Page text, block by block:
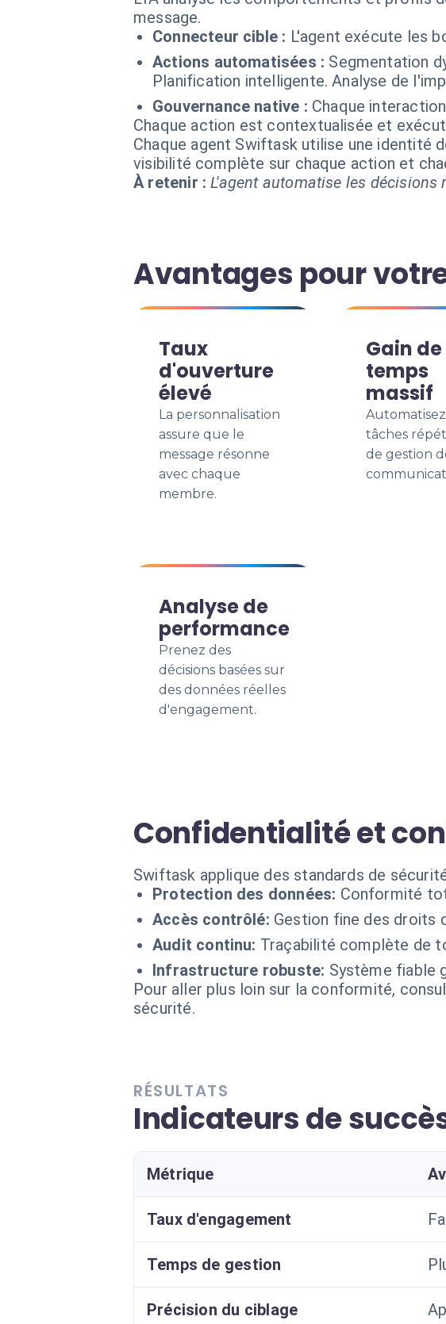
message.
Connecteur cible : L'agent exécute les
Actions automatisées : Segmentation
Planification intelligente. Analyse de
Gouvernance native : Chaque
Chaque action est contextualisée et
Chaque agent Swiftask utilise une identité
visibilité complète sur chaque action et
À retenir : L'agent automatise les
Avantages pour
Taux
d'ouverture
élevé
La personnalisation
assure que le
message résonne
avec chaque
membre.
Gain de
temps
massif
tâches
de gestion
Analyse de
performance
Prenez des
décisions basées sur
des données réelles
d'engagement.
Confidentialité et
Swiftask applique des standards de
Protection des données: Conformité
Accès contrôlé: Gestion fine des droits
Audit continu: Traçabilité complète de
Infrastructure robuste: Système fiable
Pour aller plus loin sur la conformité,
sécurité.
RÉSULTATS
Indicateurs de
Métrique
Taux d'engagement
Temps de gestion
Précision du ciblage